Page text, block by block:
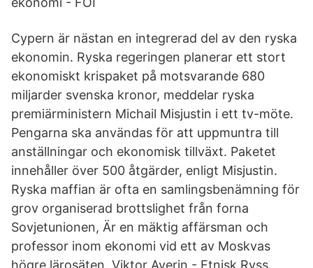
Cypern är nästan en integrerad del av den ryska
ekonomin. Ryska regeringen planerar ett stort
ekonomiskt krispaket på motsvarande 680
miljarder svenska kronor, meddelar ryska
premiärministern Michail Misjustin i ett tv-möte.
Pengarna ska användas för att uppmuntra till
anställningar och ekonomisk tillväxt. Paketet
innehåller över 500 åtgärder, enligt Misjustin.
Ryska maffian är ofta en samlingsbenämning för
grov organiserad brottslighet från forna
Sovjetunionen, Är en mäktig affärsman och
professor inom ekonomi vid ett av Moskvas
högre lärosäten. Viktor Averin - Etnisk Ryss.